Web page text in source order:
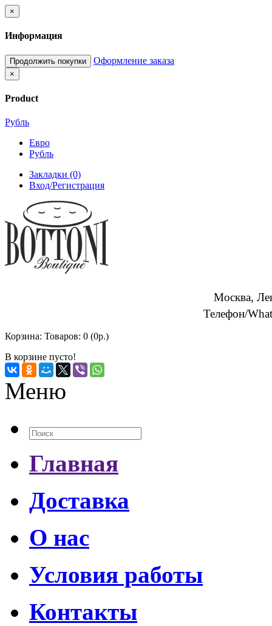
×
Информация
Продолжить покупки Оформление заказа
×
Product
Рубль
Евро
Рубль
Закладки (0)
Вход/Регистрация
Москва,
Телефон/
Корзина: Товаров: 0 (0р.)
В корзине пусто!
Меню
Главная
Доставка
О нас
Условия работы
Контакты